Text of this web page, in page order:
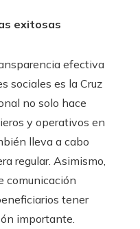
exitosas
efectiva
sociales es la Cruz
no solo hace
y operativos en
lleva a cabo
regular. Asimismo,
comunicación
tener
importante.